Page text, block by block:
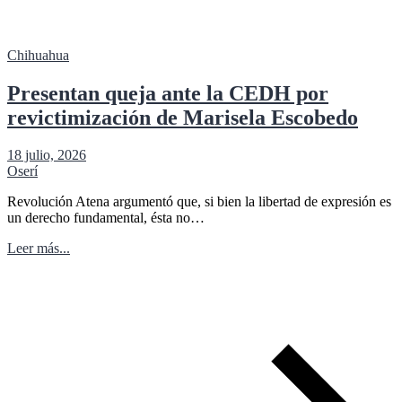
Chihuahua
Presentan queja ante la CEDH por
revictimización de Marisela Escobedo
18 julio, 2026
Oserí
Revolución Atena argumentó que, si bien la libertad de expresión es
un derecho fundamental, ésta no…
Leer más...